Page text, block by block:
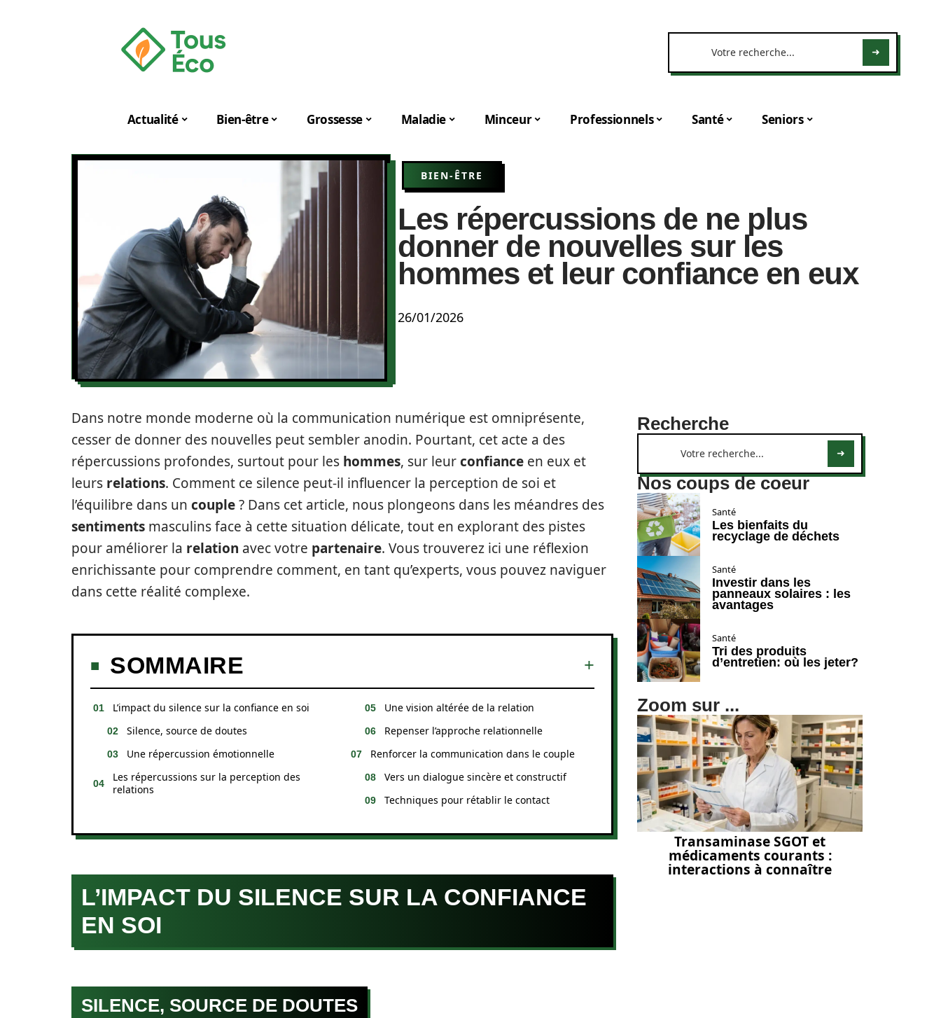
Actualité Bien-être Grossesse Maladie Minceur Professionnels Santé Seniors
BIEN-ÊTRE
Les répercussions de ne plus
donner de nouvelles sur les
hommes et leur confiance en eux
26/01/2026
Dans notre monde moderne où la communication numérique est omniprésente,
cesser de donner des nouvelles peut sembler anodin. Pourtant, cet acte a des
répercussions profondes, surtout pour les hommes, sur leurconfiance en eux et
leurs relations. Comment ce silence peut-il influencer la perception de soi et
l’équilibre dans un couple? Dans cet article, nous plongeons dans les méandres des
sentiments masculins face à cette situation délicate, tout en explorant des pistes
pour améliorer la relation avec votre partenaire. Vous trouverez ici une réflexion
enrichissante pour comprendre comment, en tant qu’experts, vous pouvez naviguer
dans cette réalité complexe.
SOMMAIRE
L’impact du silence sur la confiance en soi
Silence, source de doutes
Une répercussion émotionnelle
Les répercussions sur la perception des
relations
Une vision altérée de la relation
Repenser l’approche relationnelle
Renforcer la communication dans le couple
Vers un dialogue sincère et constructif
Techniques pour rétablir le contact
L’IMPACT DU SILENCE SUR LA CONFIANCE
EN SOI
SILENCE, SOURCE DE DOUTES
Recherche
Nos coups de coeur
Santé
Les bienfaits du
recyclage de déchets
Santé
Investir dans les
panneaux solaires : les
avantages
Santé
Tri des produits
d’entretien: où les jeter?
Zoom sur ...
Transaminase SGOT et
médicaments courants :
interactions à connaître